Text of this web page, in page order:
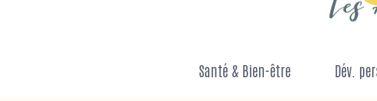
Santé & Bien-être Dév.